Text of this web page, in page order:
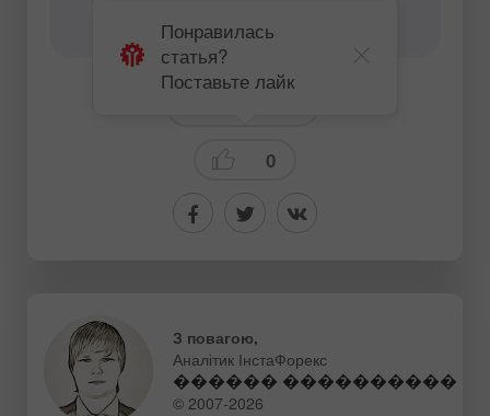
content-authors@instaforex.com
0
Понравилась
статья?
Поставьте лайк
З повагою,
Аналітик ІнстаФорекс
������ ����������
© 2007-2026